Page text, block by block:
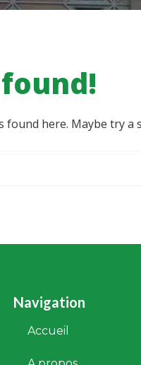
here. Maybe try a
Navigation
Accueil